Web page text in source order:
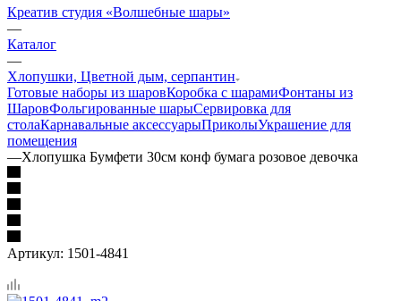
Креатив студия «Волшебные шары»
—
Каталог
—
Хлопушки, Цветной дым, серпантин
Готовые наборы из шаровКоробка с шарамиФонтаны из
ШаровФольгированные шарыСервировка для
столаКарнавальные аксессуарыПриколыУкрашение для
помещения
—Хлопушка Бумфети 30см конф бумага розовое девочка
Артикул: 1501-4841